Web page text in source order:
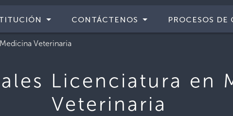
CONTÁCTENOS PROCESOS DE
Veterinaria
Licenciatura en
Veterinaria